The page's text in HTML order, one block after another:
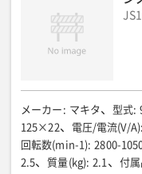
メーカー : マキタ 型式:
125×22
電圧/電流(V/A):
回転数(min-1): 2800-
2.5
質量(kg): 2.1 付属